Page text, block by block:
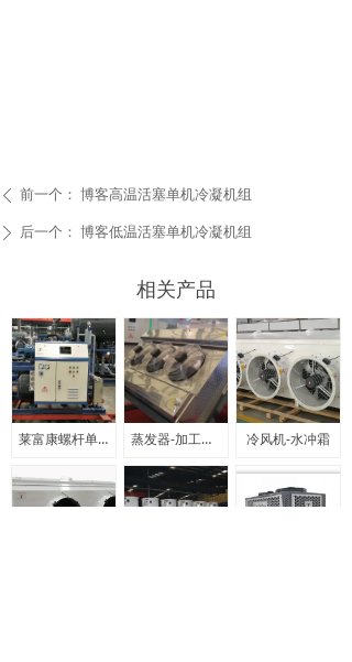
相关产品
ꄴ 前一个： 博客高温活塞单机冷凝机组
ꄲ 后一个： 博客低温活塞单机冷凝机组
莱富康螺杆单机机组 蒸发器-加工车间专用 冷风机-水冲霜